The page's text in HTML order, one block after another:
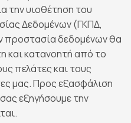
την υιοθέτηση του
Δεδομένων (ΓΚΠΔ,
προστασία δεδομένων θα
και κατανοητή από το
πελάτες και τους
μας. Προς εξασφάλιση
εξηγήσουμε την